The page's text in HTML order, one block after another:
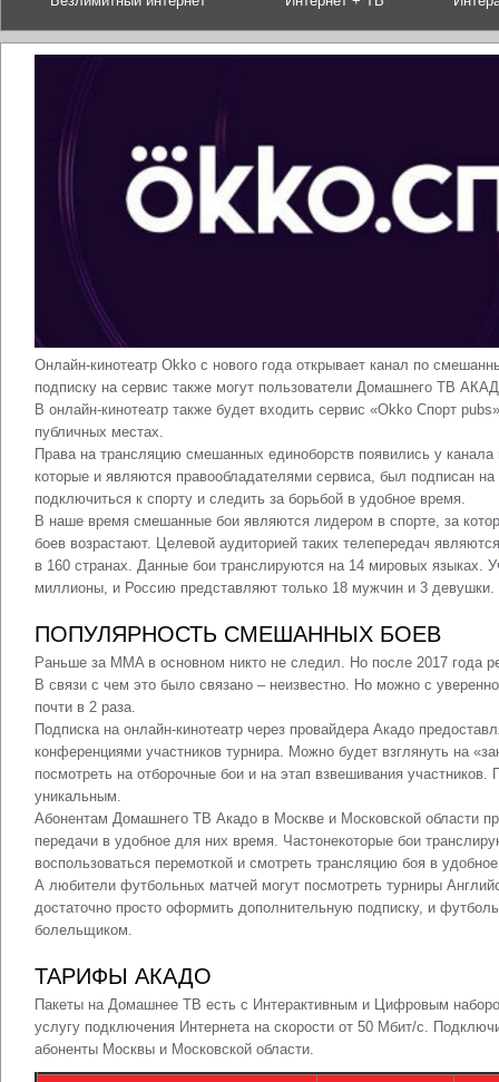
Онлайн-кинотеатр Okko с нового года открывает канал по
подписку на сервис также могут пользователи Домашнего ТВ
В онлайн-кинотеатр также будет входить сервис «Okko Спорт
публичных местах.
Права на трансляцию смешанных единоборств появились у
которые и являются правообладателями сервиса, был подписан
подключиться к спорту и следить за борьбой в удобное время.
В наше время смешанные бои являются лидером в спорте, за
боев возрастают. Целевой аудиторией таких телепередач
в 160 странах. Данные бои транслируются на 14 мировых языках.
миллионы, и Россию представляют только 18 мужчин и 3 девушки.
ПОПУЛЯРНОСТЬ СМЕШАННЫХ БОЕВ
Раньше за MMA в основном никто не следил. Но после 2017 года
В связи с чем это было связано – неизвестно. Но можно с
почти в 2 раза.
Подписка на онлайн-кинотеатр через провайдера Акадо
конференциями участников турнира. Можно будет взглянуть на
посмотреть на отборочные бои и на этап взвешивания
уникальным.
Абонентам Домашнего ТВ Акадо в Москве и Московской области
передачи в удобное для них время. Частонекоторые бои
воспользоваться перемоткой и смотреть трансляцию боя в
А любители футбольных матчей могут посмотреть турниры
достаточно просто оформить дополнительную подписку, и
болельщиком.
ТАРИФЫ АКАДО
Пакеты на Домашнее ТВ есть с Интерактивным и Цифровым
услугу подключения Интернета на скорости от 50 Мбит/с.
абоненты Москвы и Московской области.